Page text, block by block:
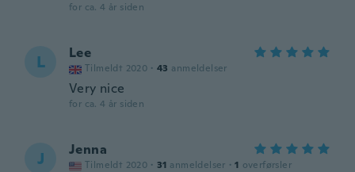
for ca. 4 år siden
L Lee
Tilmeldt 2020 · 43 anmeldelser
Very nice
for ca. 4 år siden
J Jenna
Tilmeldt 2020 · 31 anmeldelser · 1 overførsler